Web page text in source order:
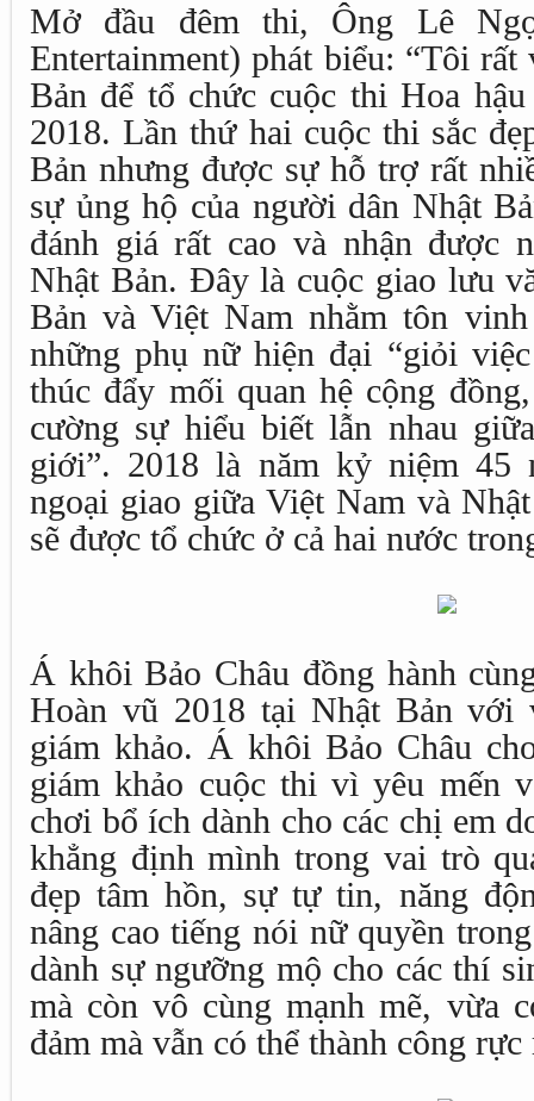
Mở đầu đêm thi, Ông Lê
Entertainment) phát biểu: “Tôi
Bản để tổ chức cuộc thi Hoa
2018. Lần thứ hai cuộc thi sắc
Bản nhưng được sự hỗ trợ rất
sự ủng hộ của người dân Nhật
đánh giá rất cao và nhận được
Nhật Bản. Đây là cuộc giao lưu
Bản và Việt Nam nhằm tôn
những phụ nữ hiện đại “giỏi
thúc đẩy mối quan hệ cộng
cường sự hiểu biết lẫn nhau
giới”. 2018 là năm kỷ niệm 45
ngoại giao giữa Việt Nam và
sẽ được tổ chức ở cả hai nước
Á khôi Bảo Châu đồng hành
Hoàn vũ 2018 tại Nhật Bản với
giám khảo. Á khôi Bảo Châu
giám khảo cuộc thi vì yêu mến
chơi bổ ích dành cho các chị em
khẳng định mình trong vai trò
đẹp tâm hồn, sự tự tin, năng
nâng cao tiếng nói nữ quyền
dành sự ngưỡng mộ cho các thí
mà còn vô cùng mạnh mẽ, vừa
đảm mà vẫn có thể thành công